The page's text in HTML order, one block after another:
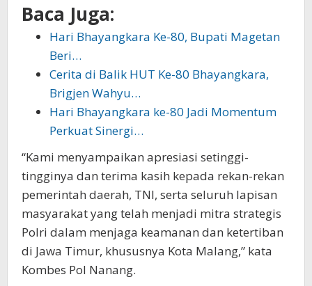
Baca Juga:
Hari Bhayangkara Ke-80, Bupati Magetan
Beri…
Cerita di Balik HUT Ke-80 Bhayangkara,
Brigjen Wahyu…
Hari Bhayangkara ke-80 Jadi Momentum
Perkuat Sinergi…
“Kami menyampaikan apresiasi setinggi-
tingginya dan terima kasih kepada rekan-rekan
pemerintah daerah, TNI, serta seluruh lapisan
masyarakat yang telah menjadi mitra strategis
Polri dalam menjaga keamanan dan ketertiban
di Jawa Timur, khususnya Kota Malang,” kata
Kombes Pol Nanang.